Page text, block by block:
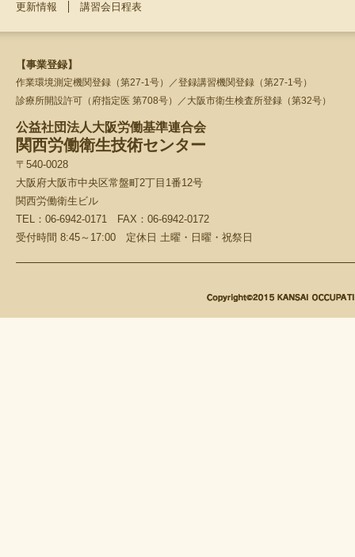
更新情報 講習会日程表
【事業登録】
作業環境測定機関登録（第27-1号）／登録講習機関登録（第27-1号）
診療所開設許可（府指定医 第708号）／大阪市衛生検査所登録（第32号）
公益社団法人大阪労働基準連合会
関西労働衛生技術センター
〒540-0028
大阪府大阪市中央区常盤町2丁目1番12号
関西労働衛生ビル
TEL：06-6942-0171 FAX：06-6942-0172
受付時間 8:45～17:00 定休日 土曜・日曜・祝祭日